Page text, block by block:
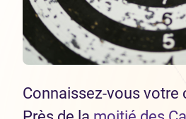
Connaissez-vous votre